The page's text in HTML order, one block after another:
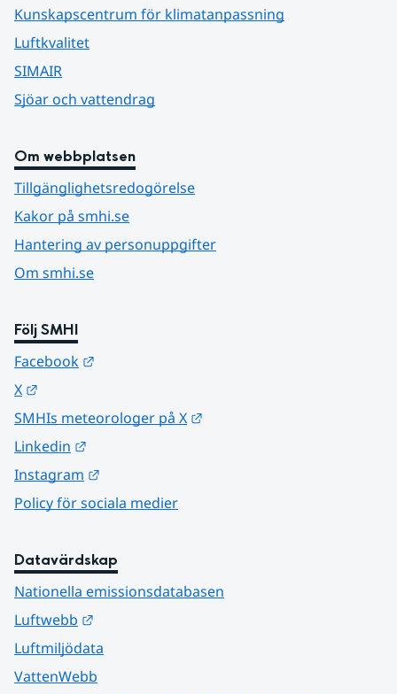
Kunskapscentrum för klimatanpassning
Luftkvalitet
SIMAIR
Sjöar och vattendrag
Om webbplatsen
Tillgänglighetsredogörelse
Kakor på smhi.se
Hantering av personuppgifter
Om smhi.se
Följ SMHI
Facebook
X
SMHIs meteorologer på X
Linkedin
Instagram
Policy för sociala medier
Datavärdskap
Nationella emissionsdatabasen
Luftwebb
Luftmiljödata
VattenWebb